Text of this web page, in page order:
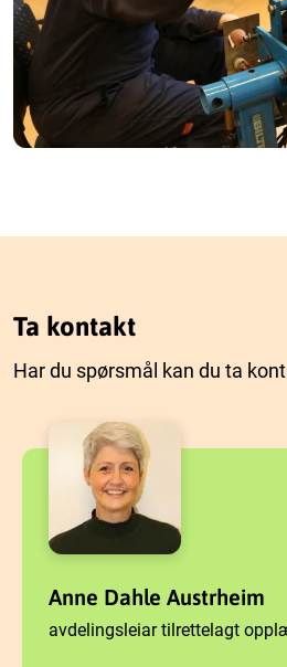
Ta kontakt
Har du spørsmål kan du ta
Anne Dahle Austrheim
avdelingsleiar tilrettelagt